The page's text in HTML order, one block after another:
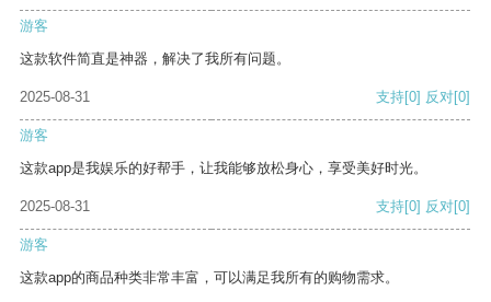
游客
这款软件简直是神器，解决了我所有问题。
2025-08-31 支持[0] 反对[0]
游客
这款app是我娱乐的好帮手，让我能够放松身心，享受美好时光。
2025-08-31 支持[0] 反对[0]
游客
这款app的商品种类非常丰富，可以满足我所有的购物需求。